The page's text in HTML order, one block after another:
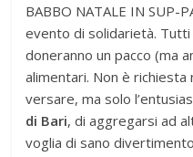
BABBO NATALE IN SUP-
evento di solidarietà.
doneranno un pacco (ma
alimentari. Non è
versare, ma solo
di Bari, di aggregarsi ad
voglia di sano